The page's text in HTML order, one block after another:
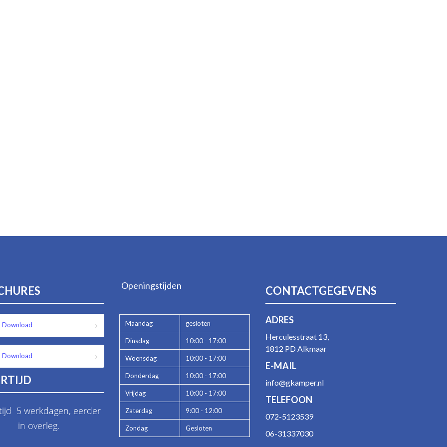
Download
Download
5 werkdagen, eerder
in overleg.
Openingstijden
Maandag gesloten
Dinsdag 10:00 - 17:00
Woensdag 10:00 - 17:00
Donderdag 10:00 - 17:00
Vrijdag 10:00 - 17:00
Zaterdag 9:00 - 12:00
Zondag Gesloten
CONTACTGEGEVENS
ADRES
Herculesstraat 13,
1812 PD Alkmaar
E-MAIL
info@gkamper.nl
TELEFOON
072-5123539
06-31337030